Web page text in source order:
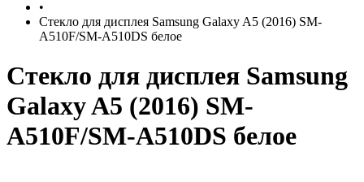
•
Стекло для дисплея Samsung Galaxy A5 (2016) SM-
A510F/SM-A510DS белое
Стекло для дисплея Samsung
Galaxy A5 (2016) SM-
A510F/SM-A510DS белое